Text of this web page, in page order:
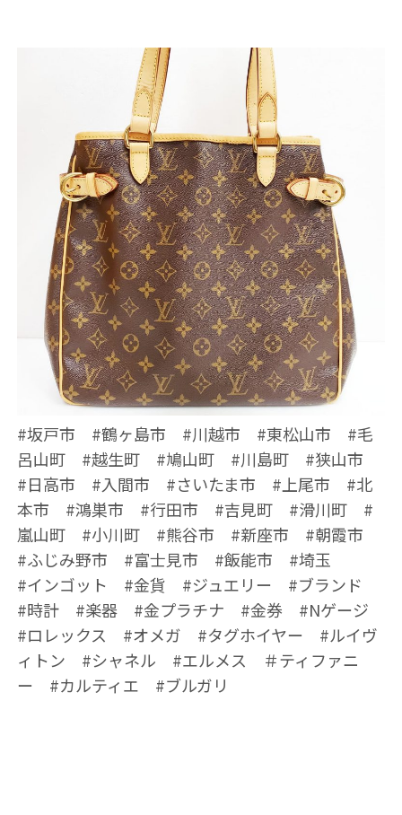
#坂戸市 #鶴ヶ島市 #川越市 #東松山市 #毛
呂山町 #越生町 #鳩山町 #川島町 #狭山市
#日高市 #入間市 #さいたま市 #上尾市 #北
本市 #鴻巣市 #行田市 #吉見町 #滑川町 #
嵐山町 #小川町 #熊谷市 #新座市 #朝霞市
#ふじみ野市 #富士見市 #飯能市 #埼玉
#インゴット #金貨 #ジュエリー #ブランド
#時計 #楽器 #金プラチナ #金券 #Nゲージ
#ロレックス #オメガ #タグホイヤー #ルイヴ
ィトン #シャネル #エルメス ＃ティファニ
ー #カルティエ #ブルガリ